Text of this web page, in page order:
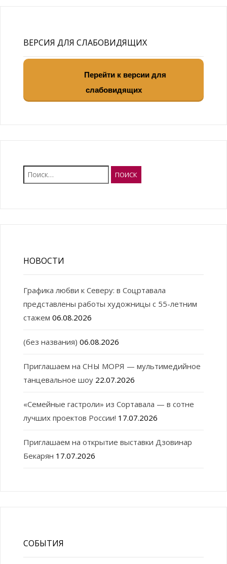
ВЕРСИЯ ДЛЯ СЛАБОВИДЯЩИХ
Перейти к версии для
слабовидящих
Найти:
НОВОСТИ
Графика любви к Северу: в Соцртавала
представлены работы художницы с 55-летним
стажем 06.08.2026
(без названия) 06.08.2026
Приглашаем на СНЫ МОРЯ — мультимедийное
танцевальное шоу 22.07.2026
«Семейные гастроли» из Сортавала — в сотне
лучших проектов России! 17.07.2026
Приглашаем на открытие выставки Дзовинар
Бекарян 17.07.2026
СОБЫТИЯ